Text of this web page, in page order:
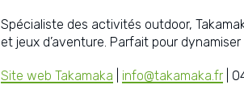
Spécialiste des activités outdoor,
et jeux d’aventure. Parfait pour
Site web Takamaka info@takamaka.fr |